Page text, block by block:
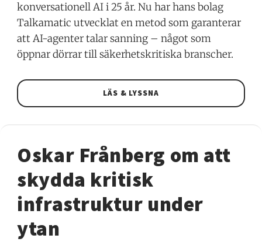
konversationell AI i 25 år. Nu har hans bolag
Talkamatic utvecklat en metod som garanterar
att AI-agenter talar sanning – något som
öppnar dörrar till säkerhetskritiska branscher.
LÄS & LYSSNA
Oskar Frånberg om att
skydda kritisk
infrastruktur under
ytan